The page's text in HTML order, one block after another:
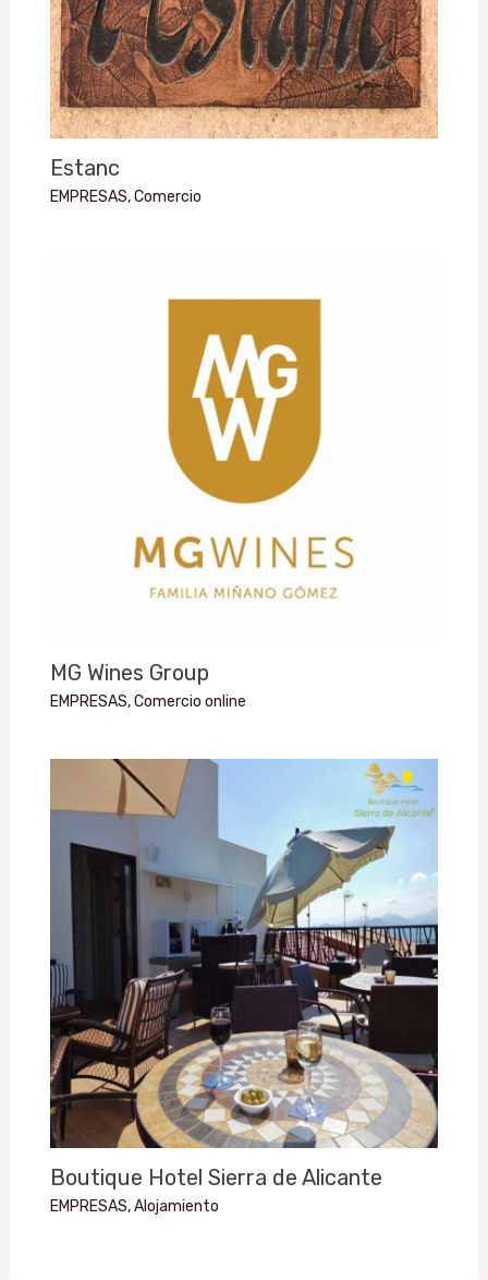
Estanc
EMPRESAS,Comercio
MG Wines Group
EMPRESAS,Comercio online
Boutique Hotel Sierra de Alicante
EMPRESAS,Alojamiento